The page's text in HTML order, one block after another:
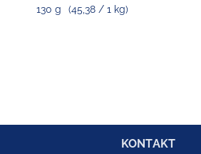
130 g
(45,38 / 1 kg)
KONTAKT